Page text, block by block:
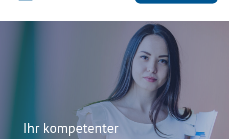
Ihr kompetenter